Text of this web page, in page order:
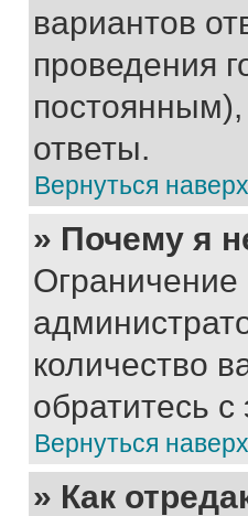
вариантов
проведения
ответы.
Вернуться наверх
» Почему я
Ограничение
количество
обратитесь
Вернуться наверх
» Как